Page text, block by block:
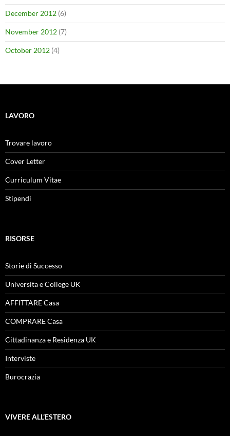
December 2012 (6)
November 2012 (7)
October 2012 (4)
LAVORO
Trovare lavoro
Cover Letter
Curriculum Vitae
Stipendi
RISORSE
Storie di Successo
Universita e College UK
AFFITTARE Casa
COMPRARE Casa
Cittadinanza e Residenza UK
Interviste
Burocrazia
VIVERE ALL’ESTERO